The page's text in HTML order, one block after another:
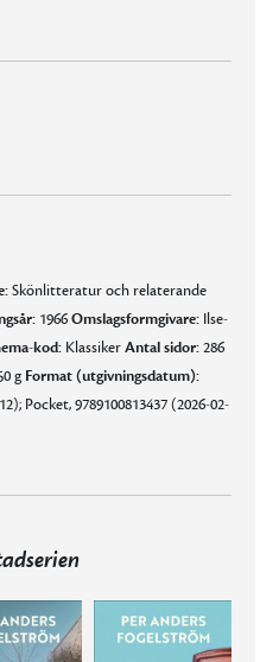
Skönlitteratur och relaterande
1966Omslagsformgivare: Ilse-
kod: KlassikerAntal sidor:286
g Format (utgivningsdatum):
Pocket, 9789100813437 (2026-02-